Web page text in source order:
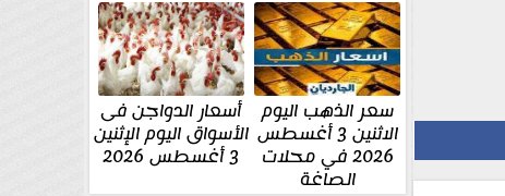
سعر الذهب اليوم
الاثنين 3 أغسطس
2026 في محلات
الصاغة
أسعار الدواجن فى
الأسواق اليوم الإثنين
3 أغسطس 2026